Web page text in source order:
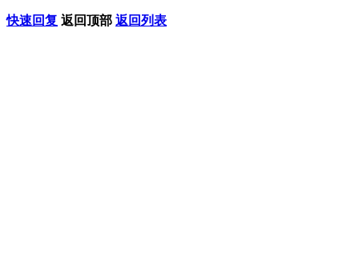
快速回复 返回顶部 返回列表